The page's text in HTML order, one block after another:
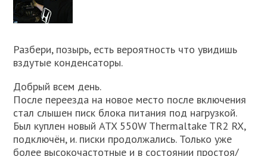
Разбери, позырь, есть вероятность что увидишь
вздутые конденсаторы.
Добрый всем день.
После переезда на новое место после включения
стал слышен писк блока питания под нагрузкой.
Был куплен новый ATX 550W Thermaltake TR2 RX,
подключён, и. писки продолжались. Только уже
более высокочастотные и в состоянии простоя/